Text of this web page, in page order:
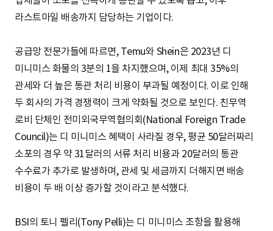
라스트마일 배송까지 담당하는 기업이다.
공급망 전문가들에 따르면, Temu와 Shein은 2023년 디
미니미스 화물의 3분의 1을 차지했으며, 이제 최대 35%의
관세와 더 높은 통관 처리 비용이 부과될 예정이다. 이로 인해
두 회사의 가격 경쟁력이 크게 약화될 것으로 보인다. 친무역
로비 단체인 전미외국무역협의회(National Foreign Trade
Council)는 디 미니미스 혜택이 사라질 경우, 평균 50달러짜리
소포의 경우 약 31달러의 서류 처리 비용과 20달러의 통관
수수료가 추가로 발생하며, 관세 및 세금까지 더해지면 배송
비용이 두 배 이상 증가할 것이라고 분석했다.
BSI의 토니 펠리(Tony Pelli)는 디 미니미스 조항을 활용해